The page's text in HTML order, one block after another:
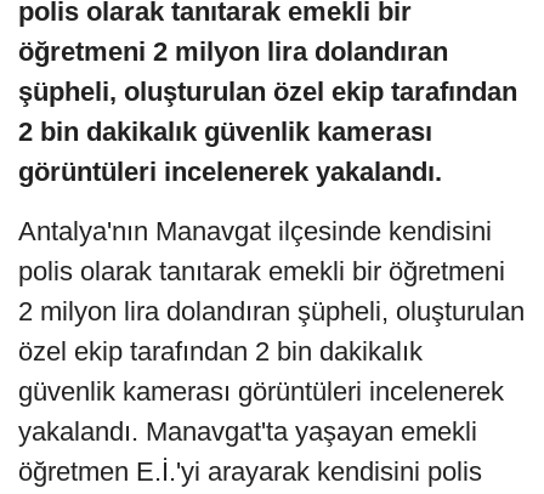
polis olarak tanıtarak emekli bir
öğretmeni 2 milyon lira dolandıran
şüpheli, oluşturulan özel ekip tarafından
2 bin dakikalık güvenlik kamerası
görüntüleri incelenerek yakalandı.
Antalya'nın Manavgat ilçesinde kendisini
polis olarak tanıtarak emekli bir öğretmeni
2 milyon lira dolandıran şüpheli, oluşturulan
özel ekip tarafından 2 bin dakikalık
güvenlik kamerası görüntüleri incelenerek
yakalandı. Manavgat'ta yaşayan emekli
öğretmen E.İ.'yi arayarak kendisini polis